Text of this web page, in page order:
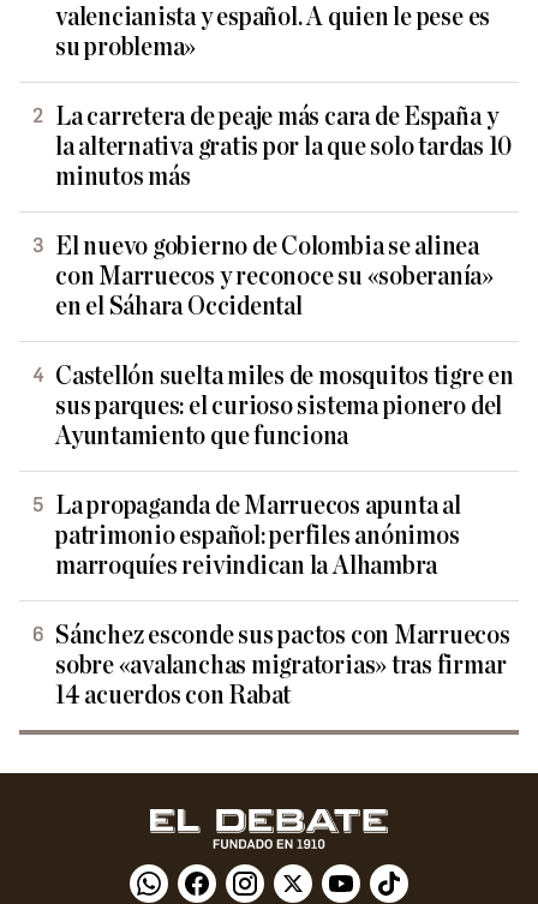
valencianista y español. A quien le pese es
su problema»
La carretera de peaje más cara de España y
la alternativa gratis por la que solo tardas 10
minutos más
El nuevo gobierno de Colombia se alinea
con Marruecos y reconoce su «soberanía»
en el Sáhara Occidental
Castellón suelta miles de mosquitos tigre en
sus parques: el curioso sistema pionero del
Ayuntamiento que funciona
La propaganda de Marruecos apunta al
patrimonio español: perfiles anónimos
marroquíes reivindican la Alhambra
Sánchez esconde sus pactos con Marruecos
sobre «avalanchas migratorias» tras firmar
14 acuerdos con Rabat